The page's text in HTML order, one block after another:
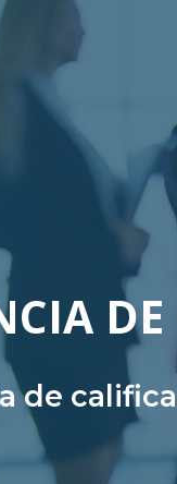
de